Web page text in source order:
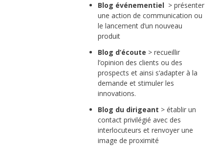
Blog événementiel> présenter
une action de communication ou
le lancement d’un nouveau
produit
Blog d’écoute > recueillir
l’opinion des clients ou des
prospects et ainsi s‘adapter à la
demande et stimuler les
innovations.
Blog du dirigeant > établir un
contact privilégié avec des
interlocuteurs et renvoyer une
image de proximité